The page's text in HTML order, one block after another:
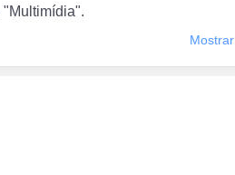
"Multimídia".
Mostrar